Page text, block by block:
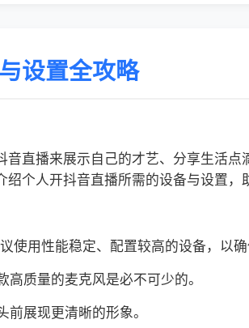
设置全攻略
直播来展示自己的才艺、分享生活
个人开抖音直播所需的设备与设置，
使用性能稳定、配置较高的设备，以
质量的麦克风是必不可少的。
展现更清晰的形象。